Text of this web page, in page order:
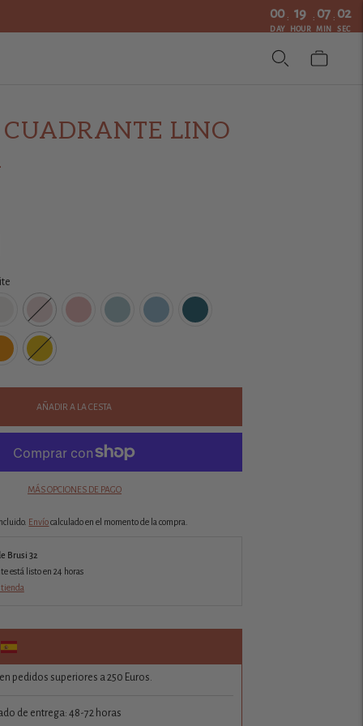
00
DAY
: 19
HOUR
: 07
MIN
: 01
SEC
LINO
AÑADIR A LA CESTA
MÁS OPCIONES DE PAGO
Envíocalculado en el momento de la compra.
Brusi 32
está listo en 24 horas
tienda
pedidos superiores a 250 Euros.
de entrega: 48-72 horas